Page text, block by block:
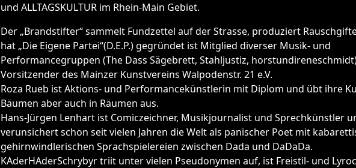
und ALLTAGSKULTUR im Rhein-Main Gebiet.
Der „Brandstifter“ sammelt Fundzettel auf der Strasse, produziert
hat „Die Eigene Partei“(D.E.P.) gegründet ist Mitglied diverser Musik- und
Performancegruppen (The Dass Sägebrett, Stahljustiz,
Vorsitzender des Mainzer Kunstvereins Walpodenstr. 21 e.V.
Roza Rueb ist Aktions- und Performancekünstlerin mit Diplom und übt ihre
Bäumen aber auch in Räumen aus.
Hans-Jürgen Lenhart ist Comiczeichner, Musikjournalist und Sprechkünstler
verunsichert schon seit vielen Jahren die Welt als panischer Poet mit
gehirnwindlerischen Sprachspielereien zwischen Dada und DaDaDa.
KAderHAderSchrybyr triit unter vielen Pseudonymen auf, ist Freistil- und